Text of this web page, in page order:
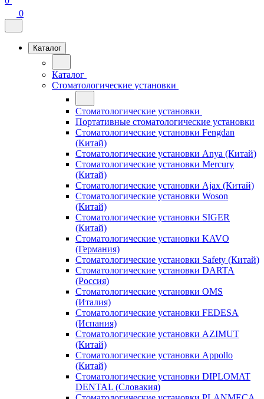
0
Каталог
Каталог
Стоматологические установки
Стоматологические установки
Портативные стоматологические установки
Стоматологические установки Fengdan
(Китай)
Стоматологические установки Anya (Китай)
Стоматологические установки Mercury
(Китай)
Стоматологические установки Ajax (Китай)
Стоматологические установки Woson
(Китай)
Стоматологические установки SIGER
(Китай)
Стоматологические установки KAVO
(Германия)
Стоматологические установки Safety (Китай)
Стоматологические установки DARTA
(Россия)
Стоматологические установки OMS
(Италия)
Стоматологические установки FEDESA
(Испания)
Стоматологические установки AZIMUT
(Китай)
Стоматологические установки Appollo
(Китай)
Стоматологические установки DIPLOMAT
DENTAL (Словакия)